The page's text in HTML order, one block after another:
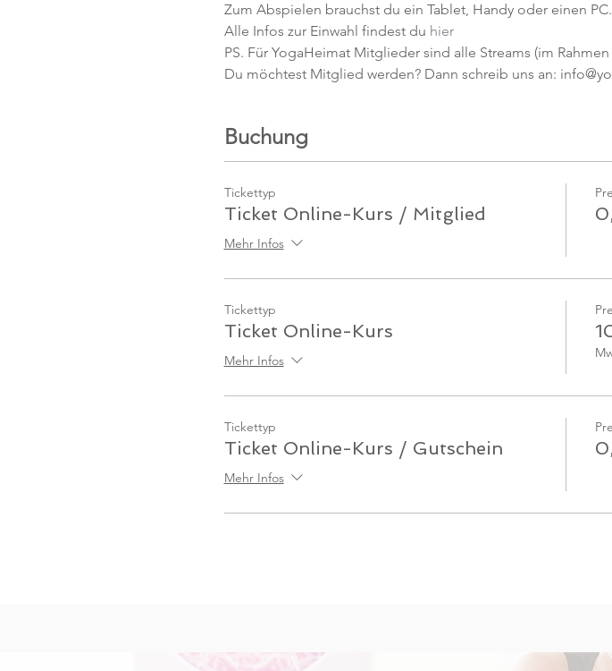
Zum Abspielen brauchst du ein Tablet, Handy oder einen PC.
Alle Infos zur Einwahl findest du hier
PS. Für YogaHeimat Mitglieder sind alle Streams (im
Du möchtest Mitglied werden? Dann schreib uns an:
Buchung
Tickettyp
Ticket Online-Kurs / Mitglied
Mehr Infos
Tickettyp
Ticket Online-Kurs
Mehr Infos
Tickettyp
Ticket Online-Kurs / Gutschein
Mehr Infos